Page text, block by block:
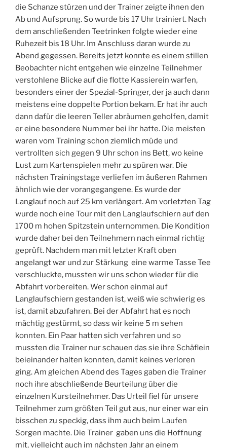
die Schanze stürzen und der Trainer zeigte ihnen den
Ab und Aufsprung. So wurde bis 17 Uhr trainiert. Nach
dem anschließenden Teetrinken folgte wieder eine
Ruhezeit bis 18 Uhr. Im Anschluss daran wurde zu
Abend gegessen. Bereits jetzt konnte es einem stillen
Beobachter nicht entgehen wie einzelne Teilnehmer
verstohlene Blicke auf die flotte Kassierein warfen,
besonders einer der Spezial-Springer, der ja auch dann
meistens eine doppelte Portion bekam. Er hat ihr auch
dann dafür die leeren Teller abräumen geholfen, damit
er eine besondere Nummer bei ihr hatte. Die meisten
waren vom Training schon ziemlich müde und
vertrollten sich gegen 9 Uhr schon ins Bett, wo keine
Lust zum Kartenspielen mehr zu spüren war. Die
nächsten Trainingstage verliefen im äußeren Rahmen
ähnlich wie der vorangegangene. Es wurde der
Langlauf noch auf 25 km verlängert. Am vorletzten Tag
wurde noch eine Tour mit den Langlaufschiern auf den
1700 m hohen Spitzstein unternommen. Die Kondition
wurde daher bei den Teilnehmern nach einmal richtig
geprüft. Nachdem man mit letzter Kraft oben
angelangt war und zur Stärkung eine warme Tasse Tee
verschluckte, mussten wir uns schon wieder für die
Abfahrt vorbereiten. Wer schon einmal auf
Langlaufschiern gestanden ist, weiß wie schwierig es
ist, damit abzufahren. Bei der Abfahrt hat es noch
mächtig gestürmt, so dass wir keine 5 m sehen
konnten. Ein Paar hatten sich verfahren und so
mussten die Trainer nur schauen das sie ihre Schäflein
beieinander halten konnten, damit keines verloren
ging. Am gleichen Abend des Tages gaben die Trainer
noch ihre abschließende Beurteilung über die
einzelnen Kursteilnehmer. Das Urteil fiel für unsere
Teilnehmer zum größten Teil gut aus, nur einer war ein
bisschen zu speckig, dass ihm auch beim Laufen
Sorgen machte. Die Trainer gaben uns die Hoffnung
mit, vielleicht auch im nächsten Jahr an einem